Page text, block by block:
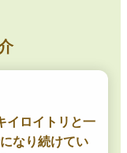
イロイトリと一
なり続けてい